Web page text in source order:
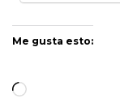
Me gusta esto: